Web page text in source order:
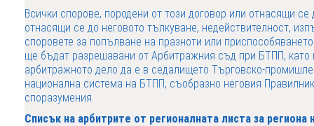
Всички спорове, породени от този договор или отнасящи
отнасящи се до неговото тълкуване, недействителност,
споровете за попълване на празноти или
ще бъдат разрешавани от Арбитражния съд при БТПП, като
арбитражното дело да е в седалището Търговско-
национална система на БТПП, съобразно неговия
споразумения.
Списък на арбитрите от регионалната листа за региона